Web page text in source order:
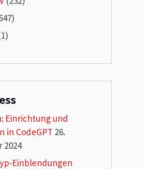
Einrichtung und
in CodeGPT 26.
2024
Einblendungen